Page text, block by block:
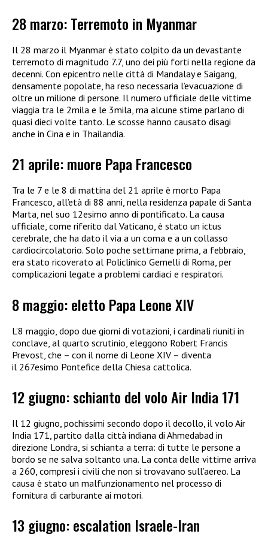
28 marzo: Terremoto in Myanmar
Il 28 marzo il Myanmar è stato colpito da un devastante
terremoto di magnitudo 7.7, uno dei più forti nella regione da
decenni. Con epicentro nelle città di Mandalay e Saigang,
densamente popolate, ha reso necessaria l’evacuazione di
oltre un milione di persone. Il numero ufficiale delle vittime
viaggia tra le 2mila e le 3mila, ma alcune stime parlano di
quasi dieci volte tanto. Le scosse hanno causato disagi
anche in Cina e in Thailandia.
21 aprile: muore Papa Francesco
Tra le 7 e le 8 di mattina del 21 aprile è morto Papa
Francesco, all’età di 88 anni, nella residenza papale di Santa
Marta, nel suo 12esimo anno di pontificato. La causa
ufficiale, come riferito dal Vaticano, è stato un ictus
cerebrale, che ha dato il via a un coma e a un collasso
cardiocircolatorio. Solo poche settimane prima, a febbraio,
era stato ricoverato al Policlinico Gemelli di Roma, per
complicazioni legate a problemi cardiaci e respiratori.
8 maggio: eletto Papa Leone XIV
L’8 maggio, dopo due giorni di votazioni, i cardinali riuniti in
conclave, al quarto scrutinio, eleggono Robert Francis
Prevost, che – con il nome di Leone XIV – diventa
il 267esimo Pontefice della Chiesa cattolica.
12 giugno: schianto del volo Air India 171
Il 12 giugno, pochissimi secondo dopo il decollo, il volo Air
India 171, partito dalla città indiana di Ahmedabad in
direzione Londra, si schianta a terra: di tutte le persone a
bordo se ne salva soltanto una. La conta delle vittime arriva
a 260, compresi i civili che non si trovavano sull’aereo. La
causa è stato un malfunzionamento nel processo di
fornitura di carburante ai motori.
13 giugno: escalation Israele-Iran